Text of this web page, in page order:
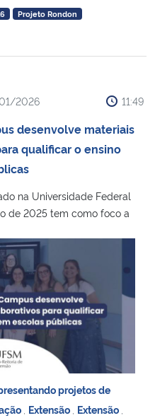
Projeto Rondon
2026 11:49
desenvolve materiais
qualificar o ensino
na Universidade Federal
de 2025 tem como foco a
projetos de
Extensão Extensão